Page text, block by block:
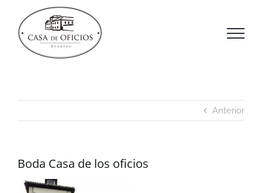
contenido
Anterior
Boda Casa de los oficios